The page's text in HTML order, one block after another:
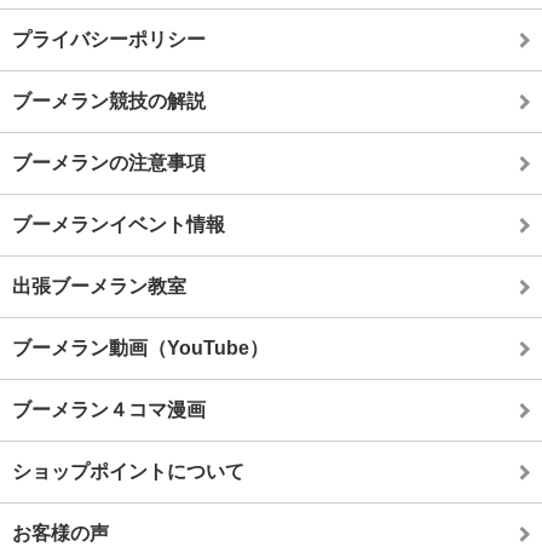
プライバシーポリシー
ブーメラン競技の解説
ブーメランの注意事項
ブーメランイベント情報
出張ブーメラン教室
ブーメラン動画（YouTube）
ブーメラン４コマ漫画
ショップポイントについて
お客様の声